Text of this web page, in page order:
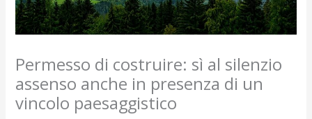
Permesso di costruire: sì al silenzio
assenso anche in presenza di un
vincolo paesaggistico